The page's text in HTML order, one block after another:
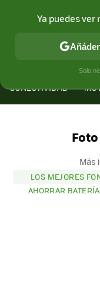
CONECTIVIDAD
Más
LOS MEJORES
AHORRAR
Ya puedes ver
Solo